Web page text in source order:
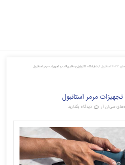
/ نمایشگاه تکنولوژی ماشین‌آلات و تجهیزات مرمر استانبول
مرمر استانبول
سی ان آر دیدگاه بگذارید